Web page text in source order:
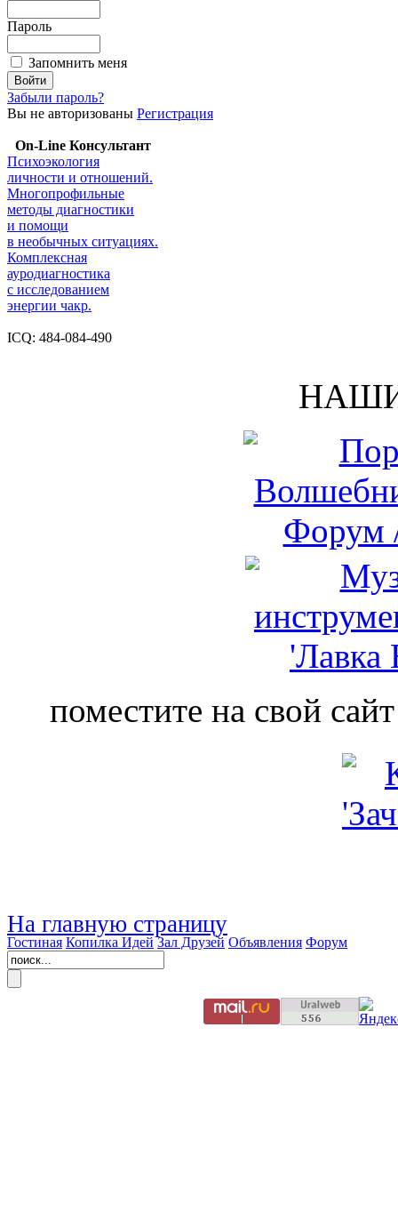
Пароль
Запомнить меня
Забыли пароль?
Вы не авторизованы Регистрация
On-Line Консультант
Психоэкология
личности и отношений.
Многопрофильные
методы диагностики
и помощи
в необычных ситуациях.
Комплексная
ауродиагностика
с исследованием
энергии чакр.
ICQ: 484-084-490
поместите на свой
На главную страницу
Гостиная Копилка Идей Зал Друзей Объявления Форум